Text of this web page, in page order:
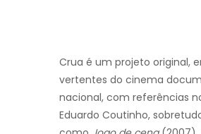
Crua é um projeto original,
vertentes do cinema
nacional, com referências
Eduardo Coutinho,